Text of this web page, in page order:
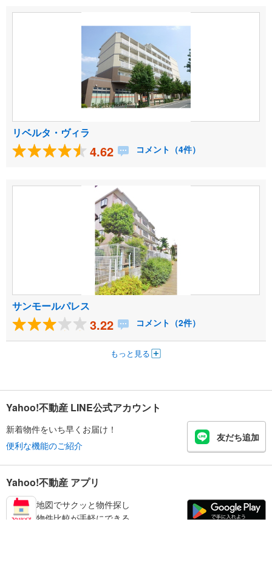
リベルタ・ヴィラ
4.62 コメント（4件）
サンモールパレス
3.22 コメント（2件）
もっと見る
Yahoo!不動産 LINE公式アカウント
新着物件をいち早くお届け！
便利な機能のご紹介
友だち追加
Yahoo!不動産 アプリ
地図でサクッと物件探し
物件比較が手軽にできる